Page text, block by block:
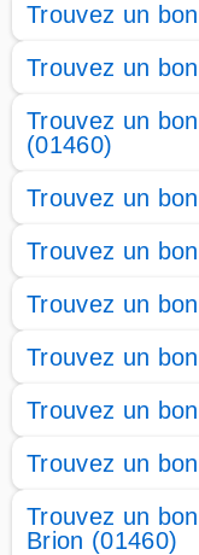
Trouvez un
Trouvez un
Trouvez un
(01460)
Trouvez un
Trouvez un
Trouvez un
Trouvez un
Trouvez un
Trouvez un
Trouvez un
Brion (01460)